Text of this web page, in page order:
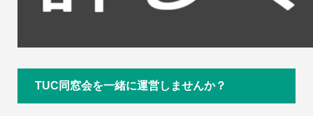
TUC同窓会を一緒に運営しませんか？